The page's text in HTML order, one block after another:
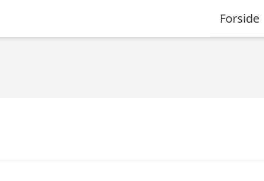
Forside